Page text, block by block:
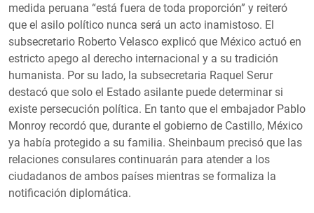
medida peruana “está fuera de toda proporción” y reiteró
que el asilo político nunca será un acto inamistoso. El
subsecretario Roberto Velasco explicó que México actuó en
estricto apego al derecho internacional y a su tradición
humanista. Por su lado, la subsecretaria Raquel Serur
destacó que solo el Estado asilante puede determinar si
existe persecución política. En tanto que el embajador Pablo
Monroy recordó que, durante el gobierno de Castillo, México
ya había protegido a su familia. Sheinbaum precisó que las
relaciones consulares continuarán para atender a los
ciudadanos de ambos países mientras se formaliza la
notificación diplomática.